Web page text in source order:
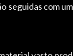
seguidas com